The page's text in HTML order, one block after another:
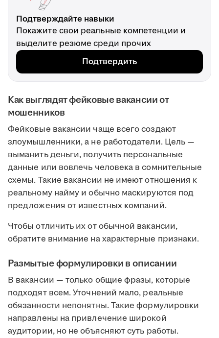
Подтверждайте навыки
Покажите свои реальные компетенции и
выделите резюме среди прочих
Подтвердить
Как выглядят фейковые вакансии от
мошенников
Фейковые вакансии чаще всего создают
злоумышленники, а не работодатели. Цель —
выманить деньги, получить персональные
данные или вовлечь человека в сомнительные
схемы. Такие вакансии не имеют отношения к
реальному найму и обычно маскируются под
предложения от известных компаний.
Чтобы отличить их от обычной вакансии,
обратите внимание на характерные признаки.
Размытые формулировки в описании
В вакансии — только общие фразы, которые
подходят всем. Уточнений мало, реальные
обязанности непонятны. Такие формулировки
направлены на привлечение широкой
аудитории, но не объясняют суть работы.